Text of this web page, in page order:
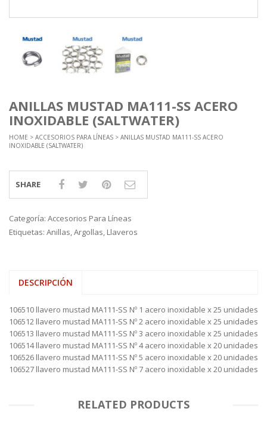
ANILLAS MUSTAD MA111-SS ACERO
INOXIDABLE (SALTWATER)
HOME > ACCESORIOS PARA LÍNEAS > ANILLAS MUSTAD MA111-SS ACERO
INOXIDABLE (SALTWATER)
SHARE
Categoría: Accesorios Para Líneas
Etiquetas: Anillas,Argollas, Llaveros
DESCRIPCIÓN
106510 llavero mustad MA111-SS Nº 1 acero inoxidable x 25 unidades
106512 llavero mustad MA111-SS Nº 2 acero inoxidable x 25 unidades
106513 llavero mustad MA111-SS Nº 3 acero inoxidable x 25 unidades
106514 llavero mustad MA111-SS Nº 4 acero inoxidable x 20 unidades
106526 llavero mustad MA111-SS Nº 5 acero inoxidable x 20 unidades
106527 llavero mustad MA111-SS Nº 7 acero inoxidable x 20 unidades
RELATED PRODUCTS